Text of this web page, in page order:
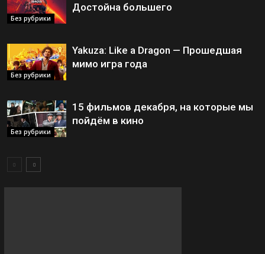
Без рубрики
Достойна большего
Без рубрики
Yakuza: Like a Dragon — Прошедшая
мимо игра года
Без рубрики
15 фильмов декабря, на которые мы
пойдём в кино